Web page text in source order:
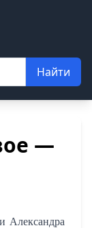
Найти
—
Александра